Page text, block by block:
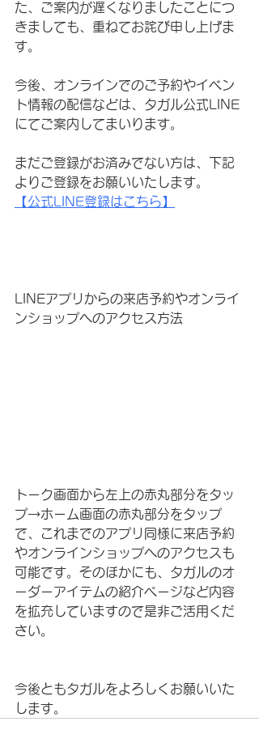
た、ご案内が遅くなりましたことにつ
きましても、重ねてお詫び申し上げま
す。
今後、オンラインでのご予約やイベン
ト情報の配信などは、タガル公式LINE
にてご案内してまいります。
まだご登録がお済みでない方は、下記
よりご登録をお願いいたします。
【公式LINE登録はこちら】
LINEアプリからの来店予約やオンライ
ンショップへのアクセス方法
トーク画面から左上の赤丸部分をタッ
プ→ホーム画面の赤丸部分をタップ
で、これまでのアプリ同様に来店予約
やオンラインショップへのアクセスも
可能です。そのほかにも、タガルのオ
ーダーアイテムの紹介ページなど内容
を拡充していますので是非ご活用くだ
さい。
今後ともタガルをよろしくお願いいた
します。